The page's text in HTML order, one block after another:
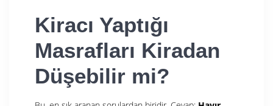
Kiracı Yaptığı
Masrafları Kiradan
Düşebilir mi?